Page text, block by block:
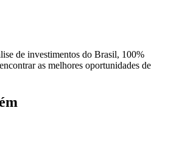
de investimentos do Brasil, 100%
as melhores oportunidades de